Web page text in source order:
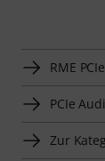
RME
PCIe
Zur